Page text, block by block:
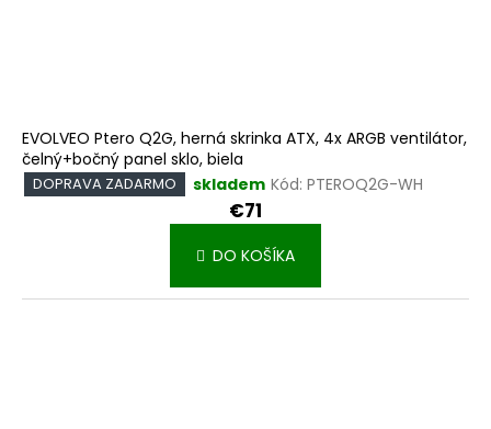
EVOLVEO Ptero Q2G, herná skrinka ATX, 4x ARGB ventilátor,
čelný+bočný panel sklo, biela
DOPRAVA ZADARMO skladem Kód: PTEROQ2G-WH
€71
DO KOŠÍKA